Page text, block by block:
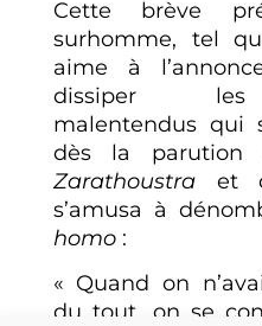
Cette brève
surhomme, tel
aime à
dissiper
malentendus qui
dès la parution
Zarathoustraet
s’amusa à
homo :
« Quand on
du tout, on se